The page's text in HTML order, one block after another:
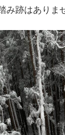
み跡はありま